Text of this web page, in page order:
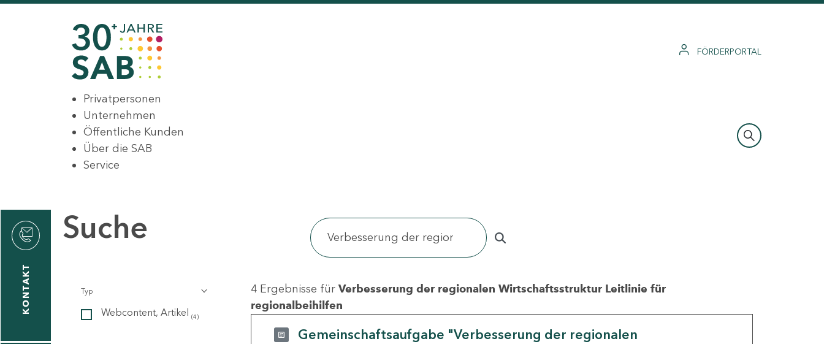
FÖRDERPORTAL
Privatpersonen
Unternehmen
Öffentliche Kunden
Über die SAB
Service
KONTAKT
Suche
Typ
Webcontent, Artikel (4)
4 Ergebnisse für Verbesserung der regionalen Wirtschaftsstruktur Leitlinie für
regionalbeihilfen
Gemeinschaftsaufgabe "Verbesserung der regionalen